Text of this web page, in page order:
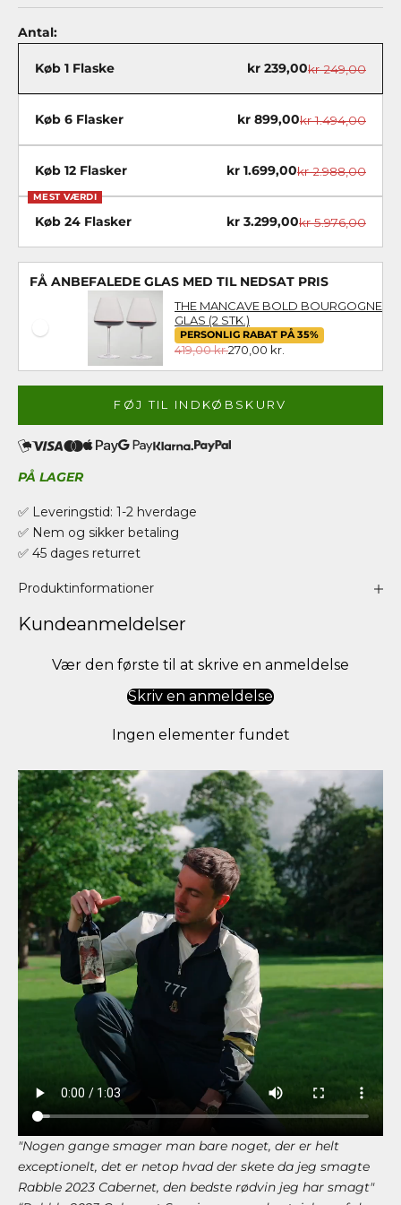
Antal:
Køb 1 Flaske kr 239,00kr 249,00
Køb 6 Flasker kr 899,00kr 1.494,00
Køb 12 Flasker kr 1.699,00kr 2.988,00
MEST VÆRDI
Køb 24 Flasker kr 3.299,00kr 5.976,00
FÅ ANBEFALEDE GLAS MED TIL NEDSAT PRIS
THE MANCAVE BOLD BOURGOGNE
GLAS (2 STK.)
PERSONLIG RABAT PÅ 35%
419,00 kr.270,00 kr.
FØJ TIL INDKØBSKURV
PÅ LAGER
✅ Leveringstid: 1-2 hverdage
✅ Nem og sikker betaling
✅ 45 dages returret
Produktinformationer
Kundeanmeldelser
Vær den første til at skrive en anmeldelse
Skriv en anmeldelse
Ingen elementer fundet
"Nogen gange smager man bare noget, der er helt
exceptionelt, det er netop hvad der skete da jeg smagte
Rabble 2023 Cabernet, den bedste rødvin jeg har smagt"